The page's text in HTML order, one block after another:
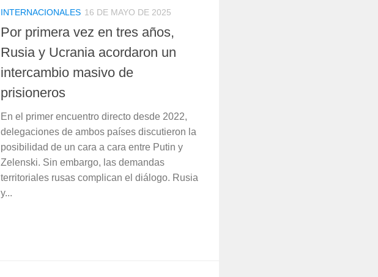
INTERNACIONALES 16 DE MAYO DE 2025
Por primera vez en tres años,
Rusia y Ucrania acordaron un
intercambio masivo de
prisioneros
En el primer encuentro directo desde 2022,
delegaciones de ambos países discutieron la
posibilidad de un cara a cara entre Putin y
Zelenski. Sin embargo, las demandas
territoriales rusas complican el diálogo. Rusia
y...